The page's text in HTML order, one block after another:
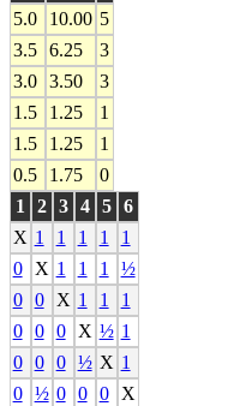
5.0
10.00 5
3.5
6.25
3
3.0
3.50
3
1.5
1.25
1
1.5
1.25
1
0.5
1.75
0
1
2 3 4 5 6
X 1 1 1 1
1
0
X 1 1 1
½
0
0 X 1 1
1
0
0 0 X ½ 1
0
0 0 ½ X 1
0
½ 0 0 0 X